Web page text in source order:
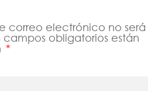
correo electrónico no será
campos obligatorios están
*